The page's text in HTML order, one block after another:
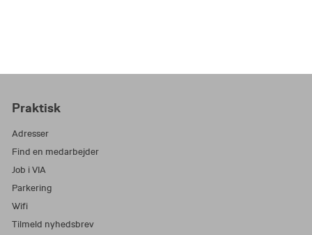
Praktisk
Adresser
Find en medarbejder
Job i VIA
Parkering
Wifi
Tilmeld nyhedsbrev